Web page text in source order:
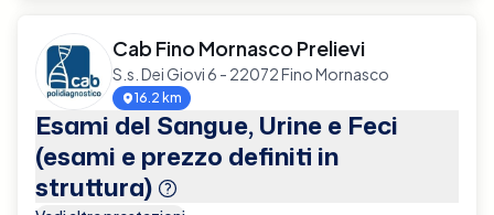
Cab Fino Mornasco Prelievi
S.s. Dei Giovi 6 - 22072 Fino Mornasco
16.2 km
Esami del Sangue, Urine e Feci
(esami e prezzo definiti in
struttura)